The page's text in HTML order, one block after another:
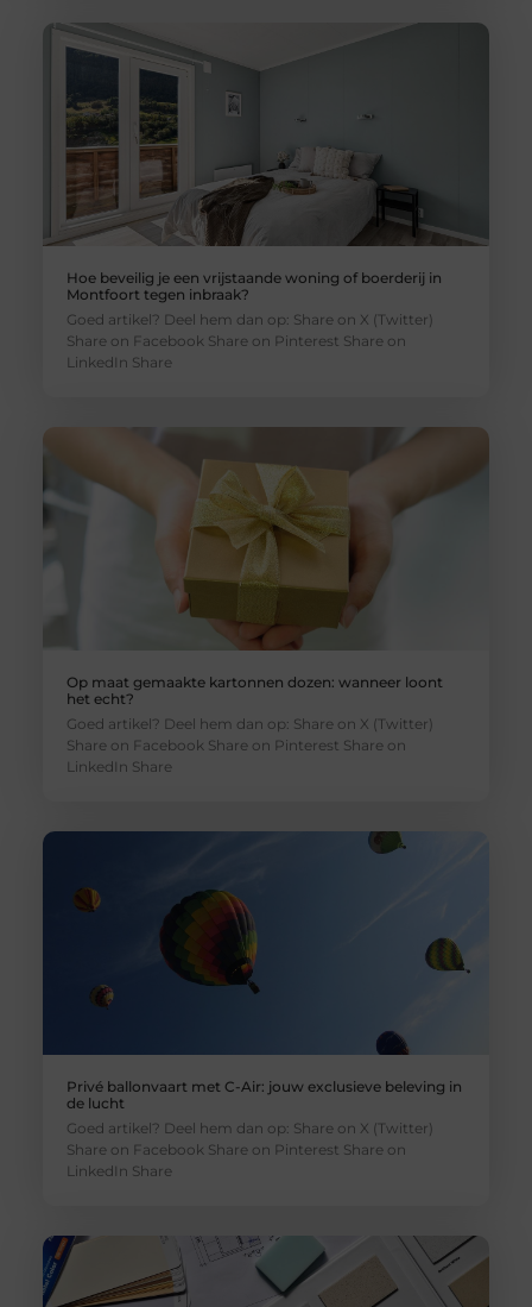
Hoe beveilig je een vrijstaande woning of boerderij in
Montfoort tegen inbraak?
Goed artikel? Deel hem dan op: Share on X (Twitter)
Share on Facebook Share on Pinterest Share on
LinkedIn Share
Op maat gemaakte kartonnen dozen: wanneer loont
het echt?
Goed artikel? Deel hem dan op: Share on X (Twitter)
Share on Facebook Share on Pinterest Share on
LinkedIn Share
Privé ballonvaart met C-Air: jouw exclusieve beleving in
de lucht
Goed artikel? Deel hem dan op: Share on X (Twitter)
Share on Facebook Share on Pinterest Share on
LinkedIn Share